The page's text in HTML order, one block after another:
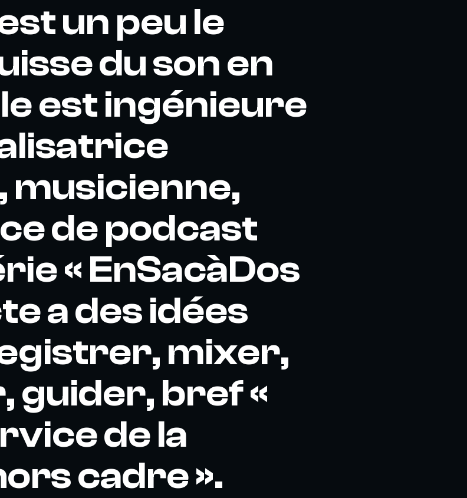
un peu le
du son en
est ingénieure
de podcast
« EnSacàDos
a des idées
mixer,
guider, bref «
de la
cadre ».